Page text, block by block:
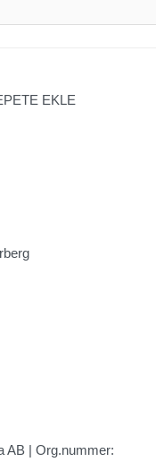
EKLE
AB | Org.nummer: